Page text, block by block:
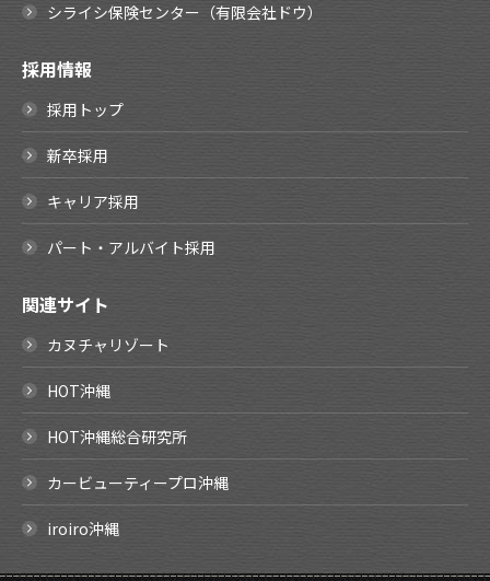
シライシ保険センター（有限会社ドウ）
採用情報
採用トップ
新卒採用
キャリア採用
パート・アルバイト採用
関連サイト
カヌチャリゾート
HOT沖縄
HOT沖縄総合研究所
カービューティープロ沖縄
iroiro沖縄